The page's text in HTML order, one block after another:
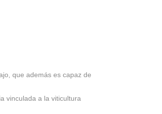
que además es capaz de
vinculada a la viticultura